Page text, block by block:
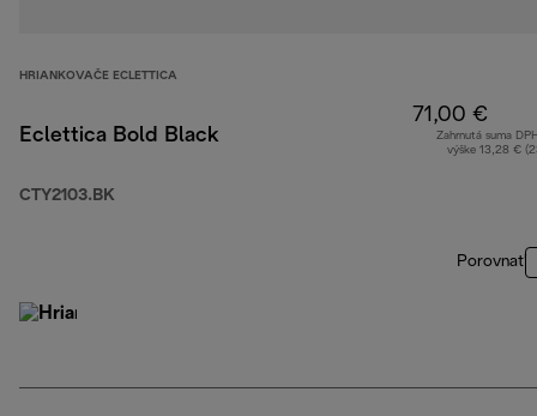
HRIANKOVAČE ECLETTICA
Eclettica Bold Black
CTY2103.BK
71,00 €
Zahrnutá suma
výške 13,28 €
Porovnať